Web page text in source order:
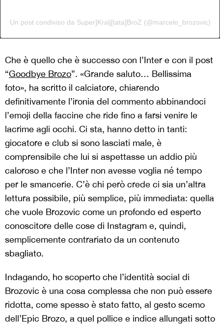
Un post condiviso da Super]Kralj[tata]BroZ (@marcelo_brozovic)
Che è quello che è successo con l’Inter e con il post
“Goodbye Brozo”. «Grande saluto… Bellissima
foto», ha scritto il calciatore, chiarendo
definitivamente l’ironia del commento abbinandoci
l’emoji della faccine che ride fino a farsi venire le
lacrime agli occhi. Ci sta, hanno detto in tanti:
giocatore e club si sono lasciati male, è
comprensibile che lui si aspettasse un addio più
caloroso e che l’Inter non avesse voglia né tempo
per le smancerie. C’è chi però crede ci sia un’altra
lettura possibile, più semplice, più immediata: quella
che vuole Brozovic come un profondo ed esperto
conoscitore delle cose di Instagram e, quindi,
semplicemente contrariato da un contenuto
sbagliato.
Indagando, ho scoperto che l’identità social di
Brozovic è una cosa complessa che non può essere
ridotta, come spesso è stato fatto, al gesto scemo
dell’Epic Brozo, a quel pollice e indice allungati sotto